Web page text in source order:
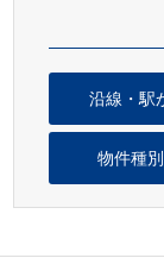
沿線・駅
物件種